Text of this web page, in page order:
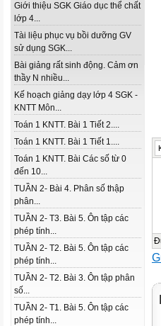
Giới thiệu SGK Giáo dục thể chất
lớp 4...
Tài liệu phục vụ bồi dưỡng GV
sử dụng SGK...
Bài giảng rất sinh động. Cảm ơn
thầy N nhiều...
Kế hoạch giảng dạy lớp 4 SGK -
KNTT Môn...
Toán 1 KNTT. Bài 1 Tiết 2....
Toán 1 KNTT. Bài 1 Tiết 1....
Toán 1 KNTT. Bài Các số từ 0
đến 10...
TUẦN 2- Bài 4. Phân số thập
phân...
TUẦN 2- T3. Bài 5. Ôn tập các
phép tính...
TUẦN 2- T2. Bài 5. Ôn tập các
phép tính...
TUẦN 2- T2. Bài 3. Ôn tập phân
số...
TUẦN 2- T1. Bài 5. Ôn tập các
phép tính...